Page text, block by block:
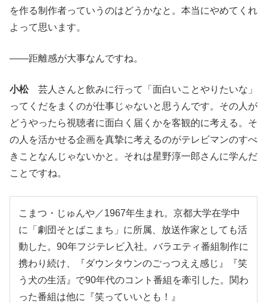
を作る制作者っていうのはどうかなと。本当にやめてくれ
よって思います。
――距離感が大事なんですね。
小松芸人さんと飲みに行って「面白いことやりたいな」
ってくだをまくのが仕事じゃないと思うんです。その人が
どうやったら視聴者に面白く届くかを客観的に考える。そ
の人を活かせる企画を真摯に考えるのがテレビマンのすべ
きことなんじゃないかと。それは星野淳一郎さんに学んだ
ことですね。
こまつ・じゅんや／1967年生まれ。京都大学在学中
に「劇団そとばこまち」に所属、放送作家としても活
動した。90年フジテレビ入社。バラエティ番組制作に
携わり続け、『ダウンタウンのごっつええ感じ』『笑
う犬の生活』で90年代のコント番組を牽引した。関わ
った番組は他に『笑っていいとも！』